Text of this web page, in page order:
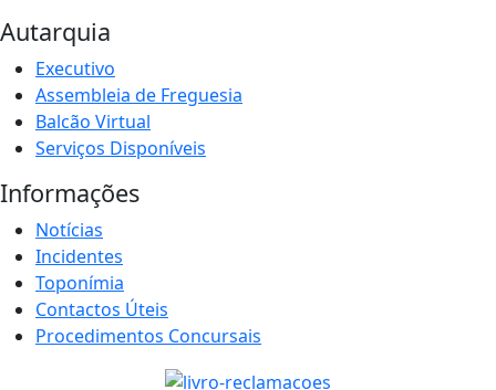
Autarquia
Executivo
Assembleia de Freguesia
Balcão Virtual
Serviços Disponíveis
Informações
Notícias
Incidentes
Toponímia
Contactos Úteis
Procedimentos Concursais